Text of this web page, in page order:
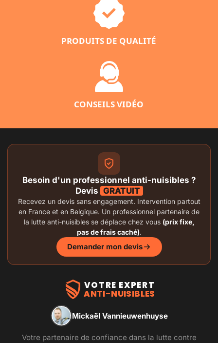
PRODUITS DE QUALITÉ
CONSEILS VIDÉO
Besoin d'un professionnel anti-nuisibles ?
Devis GRATUIT
Recevez un devis sans engagement. Intervention partout
en France et en Belgique. Un professionnel partenaire de
la lutte anti-nuisibles se déplace chez vous (prix fixe,
pas de frais caché).
Demander mon devis
VOTRE EXPERT
ANTI-NUISIBLES
Mickaël Vannieuwenhuyse
Votre partenaire de confiance dans la lutte contre